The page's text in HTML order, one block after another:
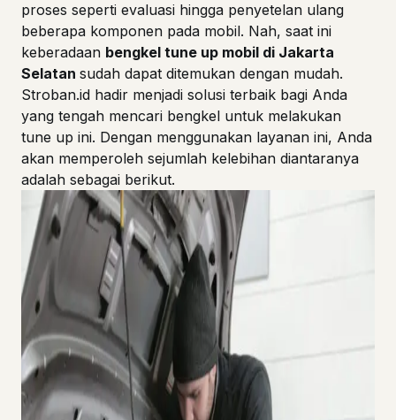
proses seperti evaluasi hingga penyetelan ulang
beberapa komponen pada mobil. Nah, saat ini
keberadaan bengkel tune up mobil di Jakarta
Selatan sudah dapat ditemukan dengan mudah.
Stroban.id hadir menjadi solusi terbaik bagi Anda
yang tengah mencari bengkel untuk melakukan
tune up ini. Dengan menggunakan layanan ini, Anda
akan memperoleh sejumlah kelebihan diantaranya
adalah sebagai berikut.